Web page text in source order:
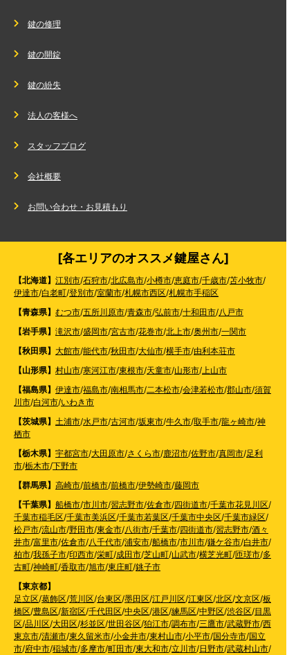
鍵の修理
鍵の開錠
鍵の紛失
法人の客様へ
スタッフブログ
会社概要
お問い合わせ・お見積もり
[各エリアのオススメ鍵屋さん]
【北海道】 江別市/石狩市/北広島市/小樽市/恵庭市/千歳市/苫小牧市/
伊達市/白老町/登別市/室蘭市/札幌市西区/札幌市手稲区
【青森県】 むつ市/五所川原市/青森市/弘前市/十和田市/八戸市
【岩手県】 滝沢市/盛岡市/宮古市/花巻市/北上市/奥州市/一関市
【秋田県】 大館市/能代市/秋田市/大仙市/横手市/由利本荘市
【山形県】 村山市/寒河江市/東根市/天童市/山形市/上山市
【福島県】 伊達市/福島市/南相馬市/二本松市/会津若松市/郡山市/須賀
川市/白河市/いわき市
【茨城県】 土浦市/水戸市/古河市/坂東市/牛久市/取手市/龍ヶ崎市/神
栖市
【栃木県】 宇都宮市/大田原市/さくら市/鹿沼市/佐野市/真岡市/足利
市/栃木市/下野市
【群馬県】 高崎市/前橋市/前橋市/伊勢崎市/藤岡市
【千葉県】 船橋市/市川市/習志野市/佐倉市/四街道市/千葉市花見川区/
千葉市稲毛区/千葉市美浜区/千葉市若葉区/千葉市中央区/千葉市緑区/
松戸市/流山市/野田市/東金市/八街市/千葉市/四街道市/習志野市/酒々
井市/富里市/佐倉市/八千代市/浦安市/船橋市/市川市/鎌ケ谷市/白井市/
柏市/我孫子市/印西市/栄町/成田市/芝山町/山武市/横芝光町/匝瑳市/多
古町/神崎町/香取市/旭市/東庄町/銚子市
【東京都】
足立区/葛飾区/荒川区/台東区/墨田区/江戸川区/江東区/北区/文京区/板
橋区/豊島区/新宿区/千代田区/中央区/港区/練馬区/中野区/渋谷区/目黒
区/品川区/大田区/杉並区/世田谷区/狛江市/調布市/三鷹市/武蔵野市/西
東京市/清瀬市/東久留米市/小金井市/東村山市/小平市/国分寺市/国立
市/府中市/稲城市/多摩市/町田市/東大和市/立川市/日野市/武蔵村山市/